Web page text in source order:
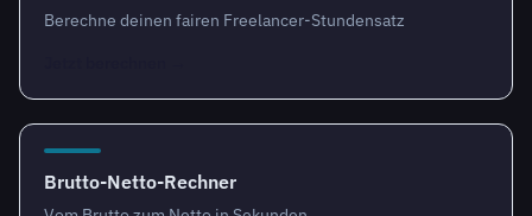
Berechne deinen fairen Freelancer-Stundensatz
Brutto-Netto-Rechner